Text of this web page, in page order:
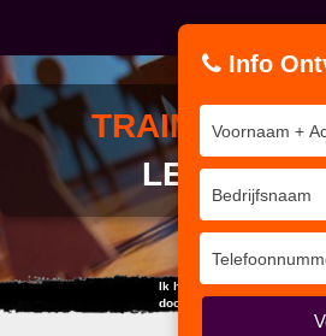
TRAINING
Ik heb in mijn leven meer
door te luisteren dan door te
Info